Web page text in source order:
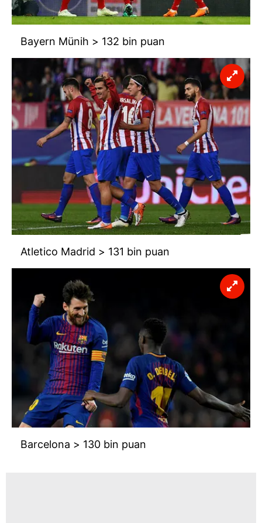
Bayern Münih > 132 bin puan
Atletico Madrid > 131 bin puan
Barcelona > 130 bin puan